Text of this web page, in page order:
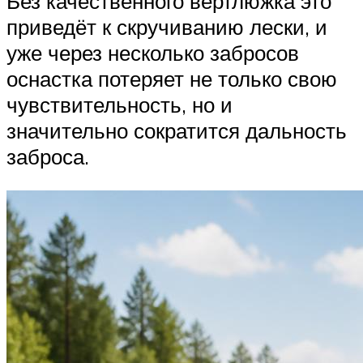
приведёт к скручиванию лески, и
уже через несколько забросов
оснастка потеряет не только свою
чувствительность, но и
значительно сократится дальность
заброса.